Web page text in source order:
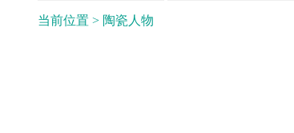
当前位置 > 陶瓷人物